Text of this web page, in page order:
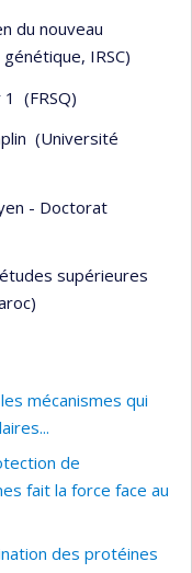
du nouveau
IRSC)
(FRSQ)
(Université
- Doctorat
supérieures
de
fait la force face au
des protéines